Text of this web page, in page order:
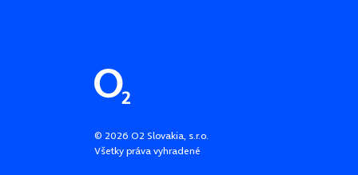
Pätička stránky
© 2026 O2 Slovakia, s.r.o.
Všetky práva vyhradené